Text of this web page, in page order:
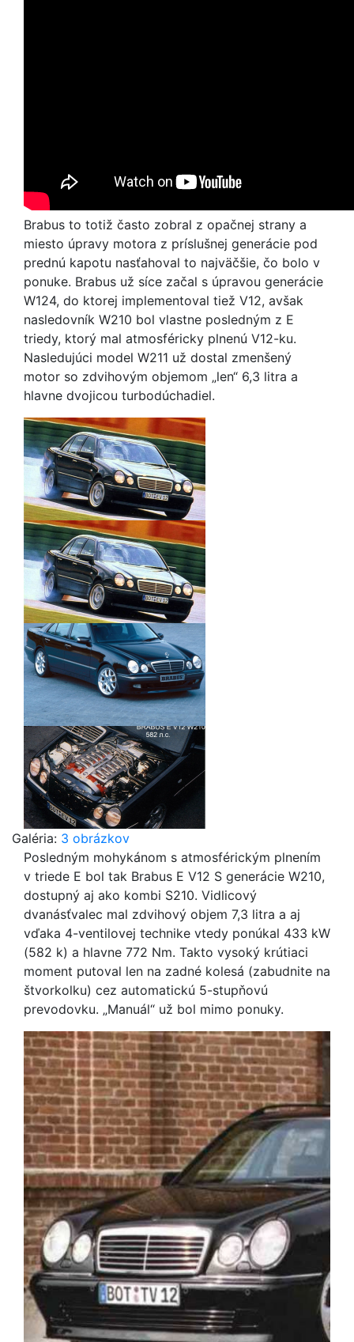
Brabus to totiž často zobral z opačnej strany a
miesto úpravy motora z príslušnej generácie pod
prednú kapotu nasťahoval to najväčšie, čo bolo v
ponuke. Brabus už síce začal s úpravou generácie
W124, do ktorej implementoval tiež V12, avšak
nasledovník W210 bol vlastne posledným z E
triedy, ktorý mal atmosféricky plnenú V12-ku.
Nasledujúci model W211 už dostal zmenšený
motor so zdvihovým objemom „len“ 6,3 litra a
hlavne dvojicou turbodúchadiel.
Galéria: 3 obrázkov
Posledným mohykánom s atmosférickým plnením
v triede E bol tak Brabus E V12 S generácie W210,
dostupný aj ako kombi S210. Vidlicový
dvanásťvalec mal zdvihový objem 7,3 litra a aj
vďaka 4-ventilovej technike vtedy ponúkal 433 kW
(582 k) a hlavne 772 Nm. Takto vysoký krútiaci
moment putoval len na zadné kolesá (zabudnite na
štvorkolku) cez automatickú 5-stupňovú
prevodovku. „Manuál“ už bol mimo ponuky.